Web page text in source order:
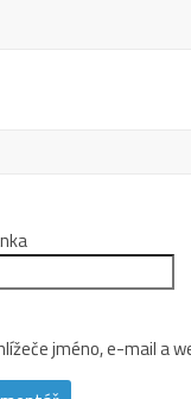
jméno, e-mail a